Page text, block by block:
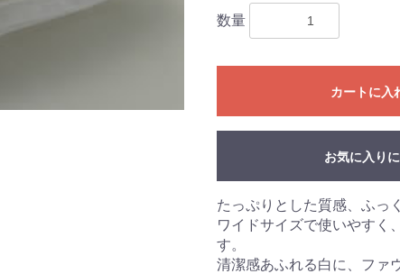
数量
カートに入
お気に入り
たっぷりとした質感、ふっ
ワイドサイズで使いやすく
す。
清潔感あふれる白に、ファ